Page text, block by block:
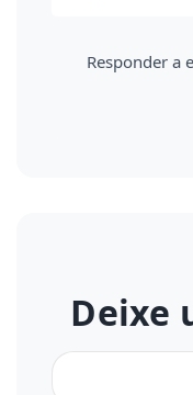
Responder a
Deixe